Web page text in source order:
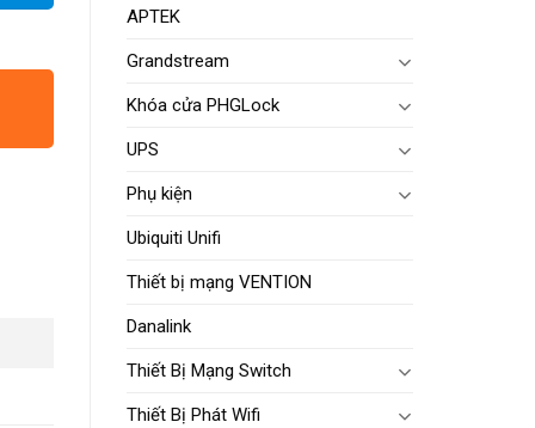
APTEK
Grandstream
Khóa cửa PHGLock
UPS
Phụ kiện
Ubiquiti Unifi
Thiết bị mạng VENTION
Danalink
Thiết Bị Mạng Switch
Thiết Bị Phát Wifi